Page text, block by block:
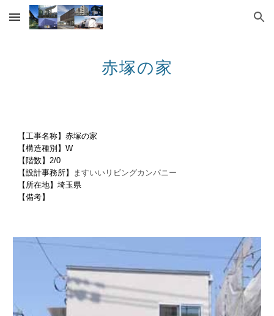
Skip to main content Skip to navigation
赤塚の家
【工事名称】赤塚の家
【構造種別】W
【階数】2/0
【設計事務所】
ますいいリビングカンパニー
【所在地】埼玉県
【備考】